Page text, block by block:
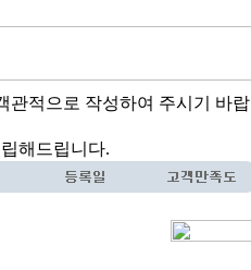
관적으로 작성하여 주시기 바랍
해드립니다.